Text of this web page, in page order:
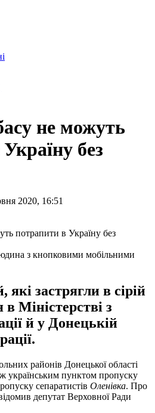
не можуть
без
2020, 16:51
з кнопковими мобільними
застрягли в сірій
Міністерстві з
й у Донецькій
районів Донецької області
українським пунктом пропуску
сепаратистів Оленівка. Про
депутат Верховної Ради